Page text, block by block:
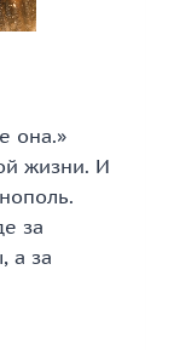
она.»
жизни. И
за
а за